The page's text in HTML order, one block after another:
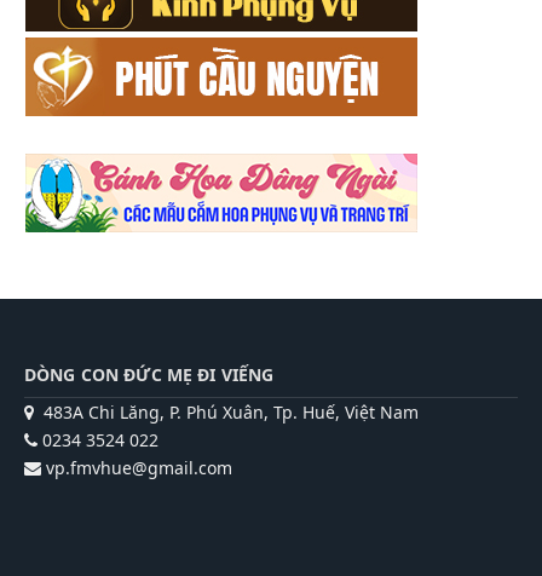
DÒNG CON ĐỨC MẸ ĐI VIẾNG
483A Chi Lăng, P. Phú Xuân, Tp. Huế, Việt Nam
0234 3524 022
vp.fmvhue@gmail.com